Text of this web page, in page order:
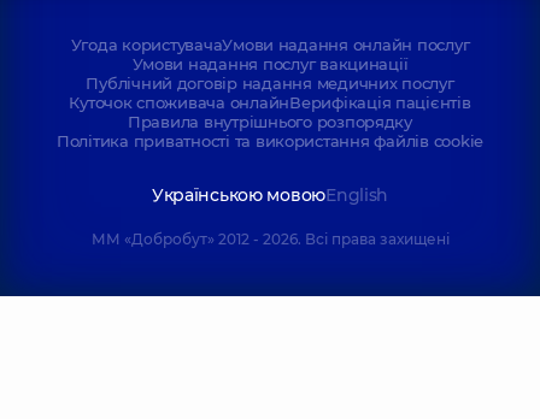
Угода користувачаУмови надання онлайн послуг
Умови надання послуг вакцинації
Публічний договір надання медичних послуг
Куточок споживача онлайнВерифікація пацієнтів
Правила внутрішнього розпорядку
Політика приватності та використання файлів cookie
Українською мовоюEnglish
ММ «Добробут» 2012 - 2026. Всі права захищені